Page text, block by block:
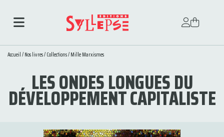
Accueil/Nos livres/Collections/Mille Marxismes
LES ONDES LONGUES DU
DÉVELOPPEMENT CAPITALISTE